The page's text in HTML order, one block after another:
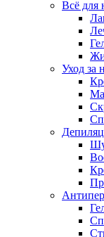
Всё для
Уход за